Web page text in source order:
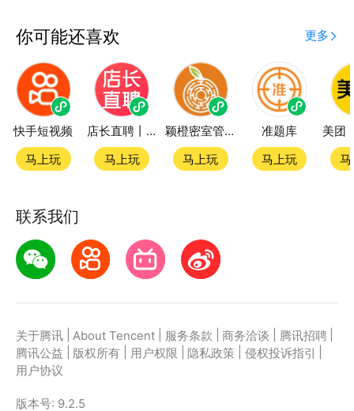
你可能还喜欢 更多
快手短视频
马上玩
店长直聘丨求职招聘找工作
马上玩
颖橙密室管家SmartOrange
马上玩
准题库
马上玩
联系我们
关于腾讯 About Tencent 服务条款 商务洽谈 腾讯招聘
腾讯公益
版权所有 用户权限 隐私政策 侵权投诉指引
用户协议
版本号: 9.2.5